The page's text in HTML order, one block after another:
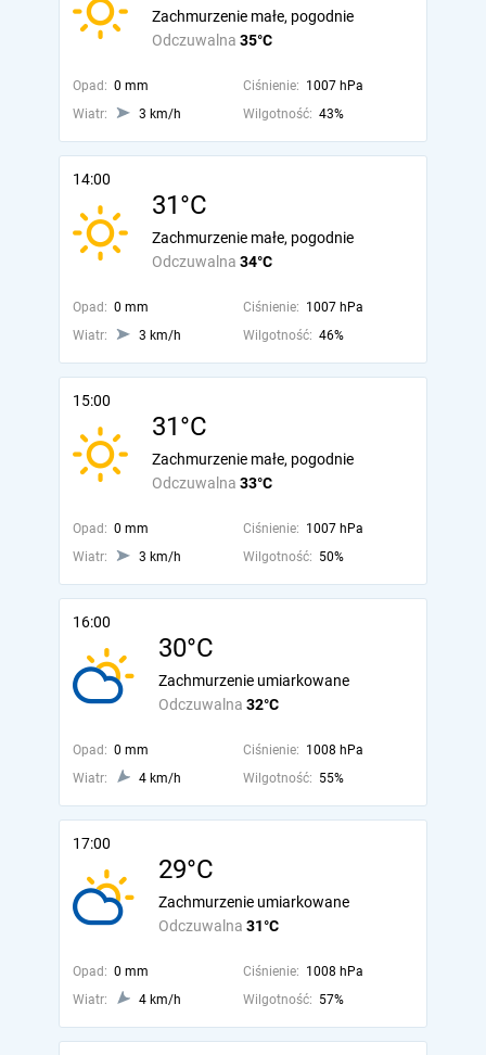
Odczuwalna 35°C
Zachmurzenie małe, pogodnie
Opad: 0 mm Ciśnienie: 1007 hPa
Wiatr:
3 km/h Wilgotność: 43%
14:00
31°C
Odczuwalna 34°C
Zachmurzenie małe, pogodnie
Opad: 0 mm Ciśnienie: 1007 hPa
Wiatr:
3 km/h Wilgotność: 46%
15:00
31°C
Odczuwalna 33°C
Zachmurzenie małe, pogodnie
Opad: 0 mm Ciśnienie: 1007 hPa
Wiatr:
3 km/h Wilgotność: 50%
16:00
30°C
Odczuwalna 32°C
Zachmurzenie umiarkowane
Opad: 0 mm Ciśnienie: 1008 hPa
Wiatr:
4 km/h Wilgotność: 55%
17:00
29°C
Odczuwalna 31°C
Zachmurzenie umiarkowane
Opad: 0 mm Ciśnienie: 1008 hPa
Wiatr:
4 km/h Wilgotność: 57%